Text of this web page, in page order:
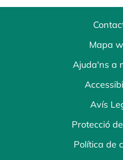
Mapa
Ajuda'ns a
Avís
Protecció
Política de